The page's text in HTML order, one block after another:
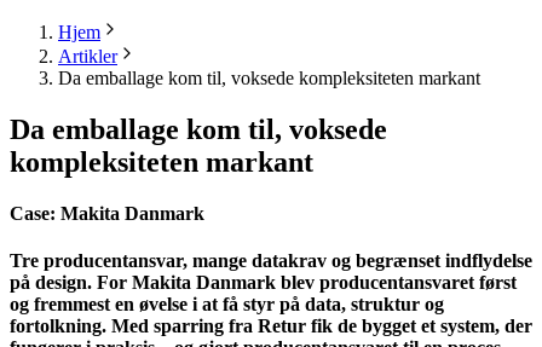
Hjem
Artikler
Da emballage kom til, voksede kompleksiteten markant
Da emballage kom til, voksede
kompleksiteten markant
Case: Makita Danmark
Tre producentansvar, mange datakrav og begrænset indflydelse
på design. For Makita Danmark blev producentansvaret først
og fremmest en øvelse i at få styr på data, struktur og
fortolkning. Med sparring fra Retur fik de bygget et system, der